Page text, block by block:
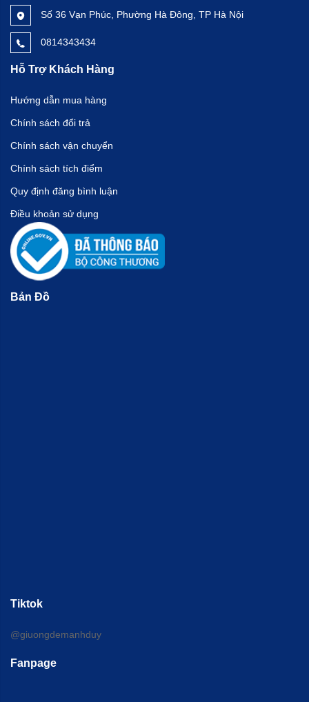
Số 36 Vạn Phúc, Phường Hà Đông, TP Hà Nội
0814343434
Hỗ Trợ Khách Hàng
Hướng dẫn mua hàng
Chính sách đổi trả
Chính sách vận chuyển
Chính sách tích điểm
Quy định đăng bình luận
Điều khoản sử dụng
Bản Đồ
Tiktok
@giuongdemanhduy
Fanpage